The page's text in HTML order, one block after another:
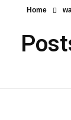
Home